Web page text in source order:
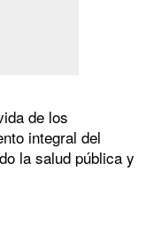
de los
integral del
la salud pública y